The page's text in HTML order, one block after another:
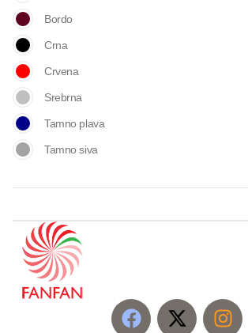
Bordo
Crna
Crvena
Srebrna
Tamno plava
Tamno siva